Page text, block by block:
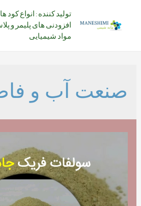
تولید کننده : انواع کود
افزودنی های پلیمر و
مواد شیمیایی
صنعت آب و